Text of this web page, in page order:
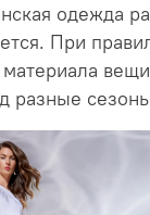
одежда
При
разные